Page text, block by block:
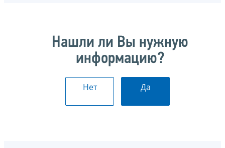
Нашли ли Вы нужную
информацию?
Нет Да